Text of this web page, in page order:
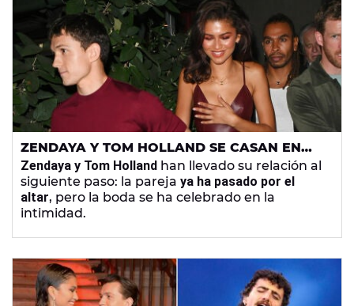
ZENDAYA Y TOM HOLLAND SE CASAN EN
SECRETO: TODOS LOS DETALLES QUE SE
CONOCEN DE LA BODA
Zendaya y Tom Holland han llevado su relación al
siguiente paso: la pareja ya ha pasado por el
altar, pero la boda se ha celebrado en la
intimidad.